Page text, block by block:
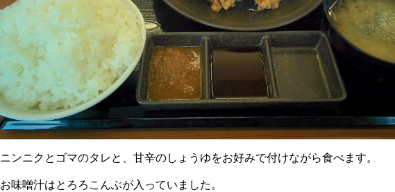
ニンニクとゴマのタレと、甘辛のしょうゆをお好みで付けながら食べます。
お味噌汁はとろろこんぶが入っていました。